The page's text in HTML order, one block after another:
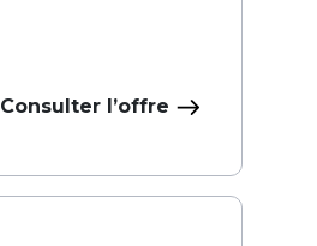
Consulter l’offre